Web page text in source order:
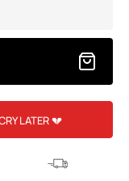
LATER 💔